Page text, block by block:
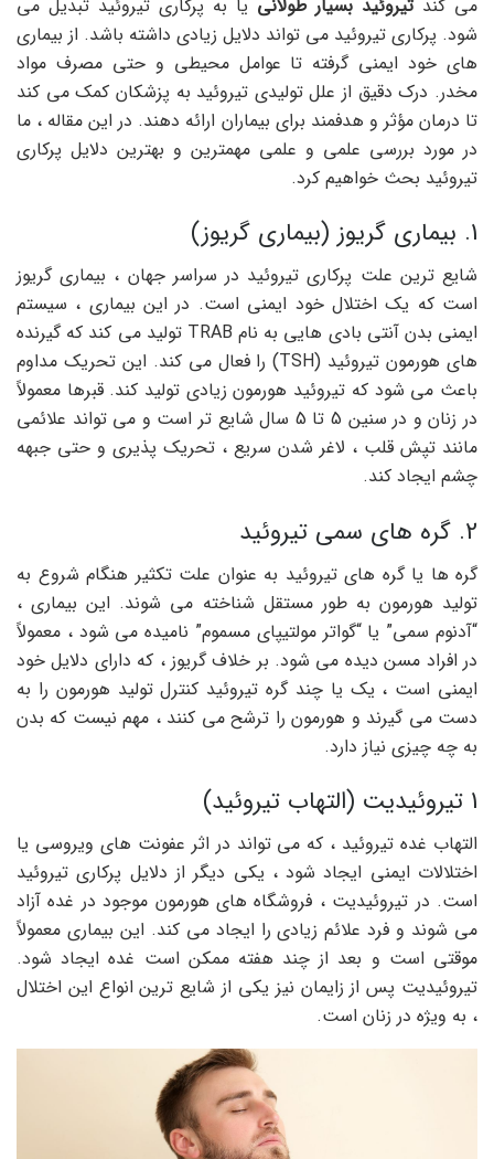
می کندتیروئید بسیار طولانی یا به پرکاری تیروئید تبدیل می
شود. پرکاری تیروئید می تواند دلایل زیادی داشته باشد. از بیماری
های خود ایمنی گرفته تا عوامل محیطی و حتی مصرف مواد
مخدر. درک دقیق از علل تولیدی تیروئید به پزشکان کمک می کند
تا درمان مؤثر و هدفمند برای بیماران ارائه دهند. در این مقاله ، ما
در مورد بررسی علمی و علمی مهمترین و بهترین دلایل پرکاری
تیروئید بحث خواهیم کرد.
1. بیماری گریوز (بیماری گریوز)
شایع ترین علت پرکاری تیروئید در سراسر جهان ، بیماری گریوز
است که یک اختلال خود ایمنی است. در این بیماری ، سیستم
ایمنی بدن آنتی بادی هایی به نام TRAB تولید می کند که گیرنده
های هورمون تیروئید (TSH) را فعال می کند. این تحریک مداوم
باعث می شود که تیروئید هورمون زیادی تولید کند. قبرها معمولاً
در زنان و در سنین 5 تا 5 سال شایع تر است و می تواند علائمی
مانند تپش قلب ، لاغر شدن سریع ، تحریک پذیری و حتی جبهه
چشم ایجاد کند.
2. گره های سمی تیروئید
گره ها یا گره های تیروئید به عنوان علت تکثیر هنگام شروع به
تولید هورمون به طور مستقل شناخته می شوند. این بیماری ،
“آدنوم سمی” یا “گواتر مولتیپای مسموم” نامیده می شود ، معمولاً
در افراد مسن دیده می شود. بر خلاف گریوز ، که دارای دلایل خود
ایمنی است ، یک یا چند گره تیروئید کنترل تولید هورمون را به
دست می گیرند و هورمون را ترشح می کنند ، مهم نیست که بدن
به چه چیزی نیاز دارد.
1 تیروئیدیت (التهاب تیروئید)
التهاب غده تیروئید ، که می تواند در اثر عفونت های ویروسی یا
اختلالات ایمنی ایجاد شود ، یکی دیگر از دلایل پرکاری تیروئید
است. در تیروئیدیت ، فروشگاه های هورمون موجود در غده آزاد
می شوند و فرد علائم زیادی را ایجاد می کند. این بیماری معمولاً
موقتی است و بعد از چند هفته ممکن است غده ایجاد شود.
تیروئیدیت پس از زایمان نیز یکی از شایع ترین انواع این اختلال
، به ویژه در زنان است.